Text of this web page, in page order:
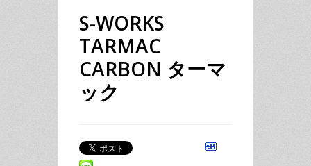
S-WORKS
TARMAC
CARBON ターマ
ック